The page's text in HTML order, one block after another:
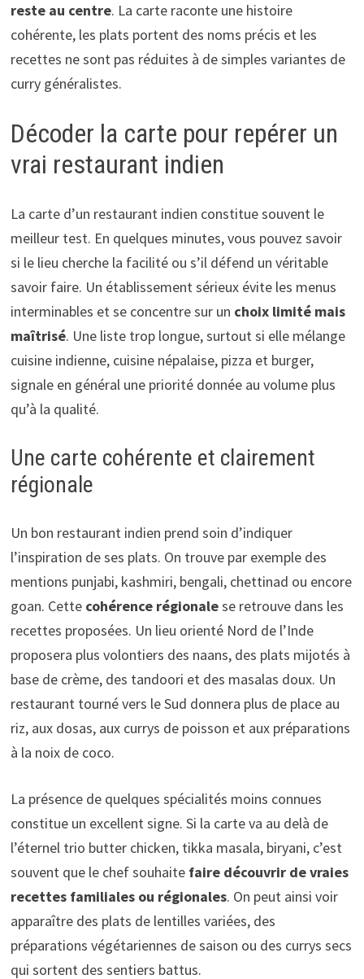
reste au centre. La carte raconte une histoire
cohérente, les plats portent des noms précis et les
recettes ne sont pas réduites à de simples variantes de
curry généralistes.
Décoder la carte pour repérer un
vrai restaurant indien
La carte d’un restaurant indien constitue souvent le
meilleur test. En quelques minutes, vous pouvez savoir
si le lieu cherche la facilité ou s’il défend un véritable
savoir faire. Un établissement sérieux évite les menus
interminables et se concentre sur un choix limité mais
maîtrisé. Une liste trop longue, surtout si elle mélange
cuisine indienne, cuisine népalaise, pizza et burger,
signale en général une priorité donnée au volume plus
qu’à la qualité.
Une carte cohérente et clairement
régionale
Un bon restaurant indien prend soin d’indiquer
l’inspiration de ses plats. On trouve par exemple des
mentions punjabi, kashmiri, bengali, chettinad ou encore
goan. Cette cohérence régionalese retrouve dans les
recettes proposées. Un lieu orienté Nord de l’Inde
proposera plus volontiers des naans, des plats mijotés à
base de crème, des tandoori et des masalas doux. Un
restaurant tourné vers le Sud donnera plus de place au
riz, aux dosas, aux currys de poisson et aux préparations
à la noix de coco.
La présence de quelques spécialités moins connues
constitue un excellent signe. Si la carte va au delà de
l’éternel trio butter chicken, tikka masala, biryani, c’est
souvent que le chef souhaite faire découvrir de vraies
recettes familiales ou régionales. On peut ainsi voir
apparaître des plats de lentilles variées, des
préparations végétariennes de saison ou des currys secs
qui sortent des sentiers battus.